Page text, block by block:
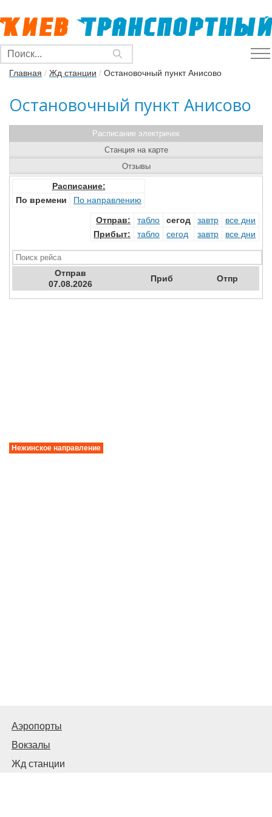
Главная / Жд станции / Остановочный пункт Анисово
Остановочный пункт Анисово
Расписание электричек
Расписание:
По времени
По направлению
Отправ: табло сегод завтр
все дни
Прибыт: табло сегод завтр все дни
Отправ
07.08.2026
Приб Отпр
Станция на карте
Отзывы
Нежинское направление
Аэропорты
Вокзалы
Жд станции